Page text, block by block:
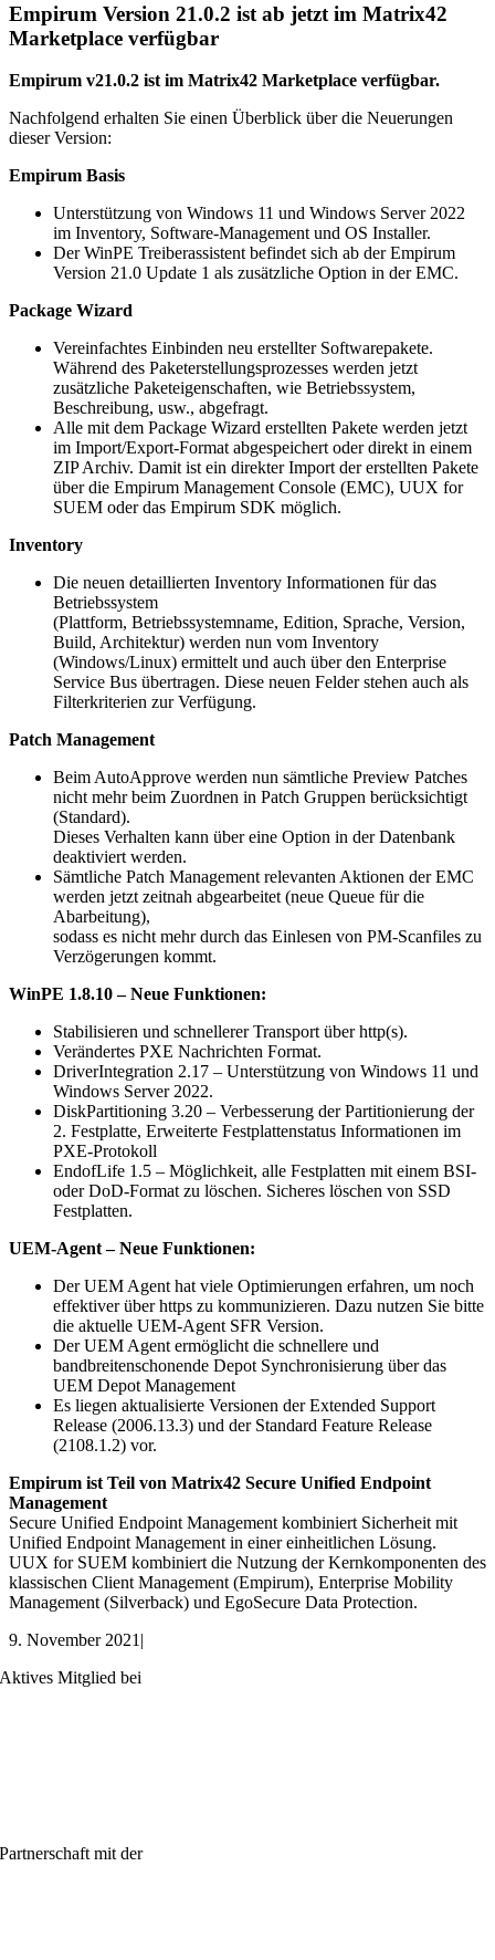
Empirum Version 21.0.2 ist ab jetzt im Matrix42
Marketplace verfügbar
Empirum v21.0.2 ist im Matrix42 Marketplace verfügbar.
Nachfolgend erhalten Sie einen Überblick über die Neuerungen
dieser Version:
Empirum Basis
Unterstützung von Windows 11 und Windows Server 2022
im Inventory, Software-Management und OS Installer.
Der WinPE Treiberassistent befindet sich ab der Empirum
Version 21.0 Update 1 als zusätzliche Option in der EMC.
Package Wizard
Vereinfachtes Einbinden neu erstellter Softwarepakete.
Während des Paketerstellungsprozesses werden jetzt
zusätzliche Paketeigenschaften, wie Betriebssystem,
Beschreibung, usw., abgefragt.
Alle mit dem Package Wizard erstellten Pakete werden jetzt
im Import/Export-Format abgespeichert oder direkt in einem
ZIP Archiv. Damit ist ein direkter Import der erstellten Pakete
über die Empirum Management Console (EMC), UUX for
SUEM oder das Empirum SDK möglich.
Inventory
Die neuen detaillierten Inventory Informationen für das
Betriebssystem
(Plattform, Betriebssystemname, Edition, Sprache, Version,
Build, Architektur) werden nun vom Inventory
(Windows/Linux) ermittelt und auch über den Enterprise
Service Bus übertragen. Diese neuen Felder stehen auch als
Filterkriterien zur Verfügung.
Patch Management
Beim AutoApprove werden nun sämtliche Preview Patches
nicht mehr beim Zuordnen in Patch Gruppen berücksichtigt
(Standard).
Dieses Verhalten kann über eine Option in der Datenbank
deaktiviert werden.
Sämtliche Patch Management relevanten Aktionen der EMC
werden jetzt zeitnah abgearbeitet (neue Queue für die
Abarbeitung),
sodass es nicht mehr durch das Einlesen von PM-Scanfiles zu
Verzögerungen kommt.
WinPE 1.8.10 – Neue Funktionen:
Stabilisieren und schnellerer Transport über http(s).
Verändertes PXE Nachrichten Format.
DriverIntegration 2.17 – Unterstützung von Windows 11 und
Windows Server 2022.
DiskPartitioning 3.20 – Verbesserung der Partitionierung der
2. Festplatte, Erweiterte Festplattenstatus Informationen im
PXE-Protokoll
EndofLife 1.5 – Möglichkeit, alle Festplatten mit einem BSI-
oder DoD-Format zu löschen. Sicheres löschen von SSD
Festplatten.
UEM-Agent – Neue Funktionen:
Der UEM Agent hat viele Optimierungen erfahren, um noch
effektiver über https zu kommunizieren. Dazu nutzen Sie bitte
die aktuelle UEM-Agent SFR Version.
Der UEM Agent ermöglicht die schnellere und
bandbreitenschonende Depot Synchronisierung über das
UEM Depot Management
Es liegen aktualisierte Versionen der Extended Support
Release (2006.13.3) und der Standard Feature Release
(2108.1.2) vor.
Empirum ist Teil von Matrix42 Secure Unified Endpoint
Management
Secure Unified Endpoint Management kombiniert Sicherheit mit
Unified Endpoint Management in einer einheitlichen Lösung.
UUX for SUEM kombiniert die Nutzung der Kernkomponenten des
klassischen Client Management (Empirum), Enterprise Mobility
Management (Silverback) und EgoSecure Data Protection.
9. November 2021|
Aktives Mitglied bei
Partnerschaft mit der